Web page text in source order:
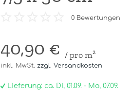
0Bewertungen
40,90 € / pro m²
inkl. MwSt. zzgl. Versandkosten
Lieferung: ca. Di, 01.09. - Mo, 07.09.